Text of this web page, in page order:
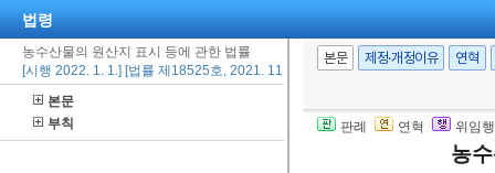
법령
농수산물의 원산지 표시 등에 관한 법률
[시행 2022. 1. 1.] [법률 제18525호, 2021. 11. 30., 일부개정]
본문
부칙
본문 제정·개정이유 연혁
판례 연혁 위임
농
③ 제1항에 따
과징금을 내
<개정 2017.
[본조신설